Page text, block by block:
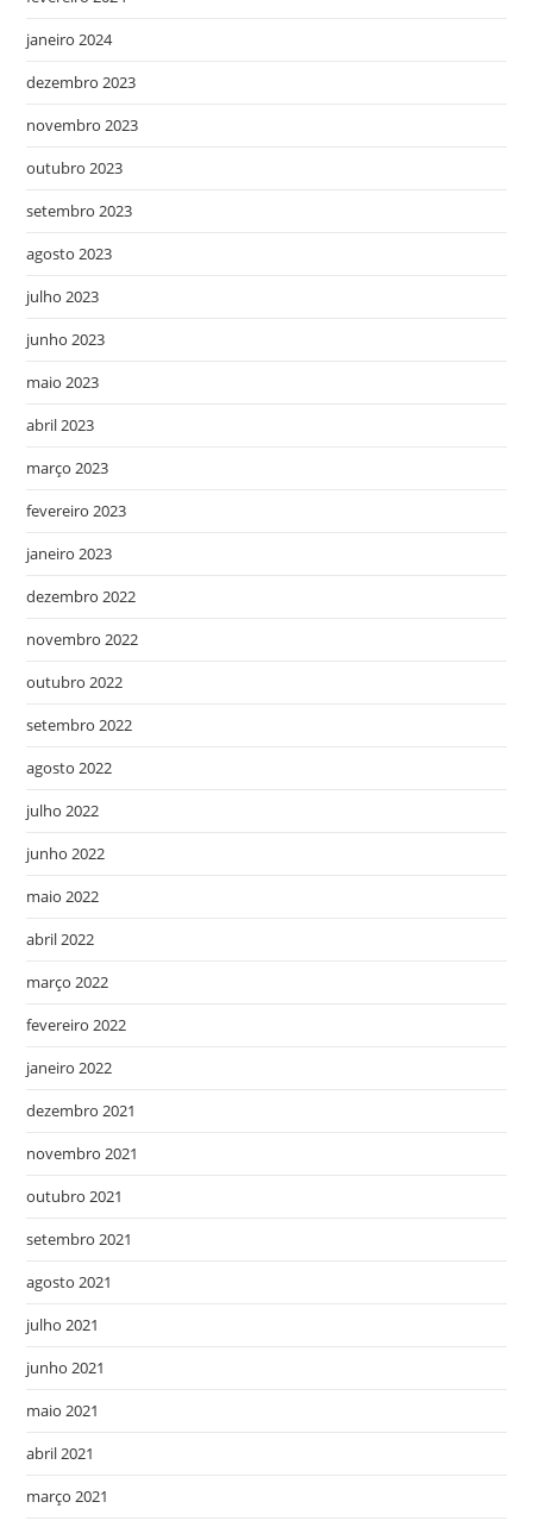
janeiro 2024
dezembro 2023
novembro 2023
outubro 2023
setembro 2023
agosto 2023
julho 2023
junho 2023
maio 2023
abril 2023
março 2023
fevereiro 2023
janeiro 2023
dezembro 2022
novembro 2022
outubro 2022
setembro 2022
agosto 2022
julho 2022
junho 2022
maio 2022
abril 2022
março 2022
fevereiro 2022
janeiro 2022
dezembro 2021
novembro 2021
outubro 2021
setembro 2021
agosto 2021
julho 2021
junho 2021
maio 2021
abril 2021
março 2021